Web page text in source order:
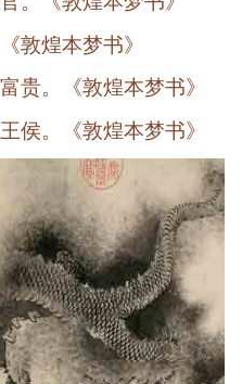
敦煌本梦书》
贵。《敦煌本梦书》
侯。《敦煌本梦书》